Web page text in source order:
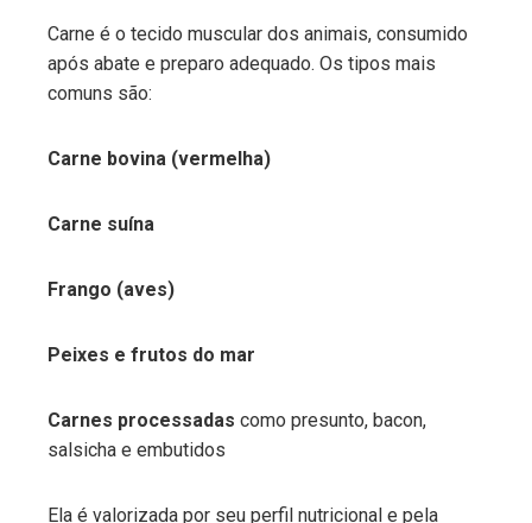
Carne é o tecido muscular dos animais, consumido
após abate e preparo adequado. Os tipos mais
comuns são:
Carne bovina (vermelha)
Carne suína
Frango (aves)
Peixes e frutos do mar
Carnes processadas como presunto, bacon,
salsicha e embutidos
Ela é valorizada por seu perfil nutricional e pela